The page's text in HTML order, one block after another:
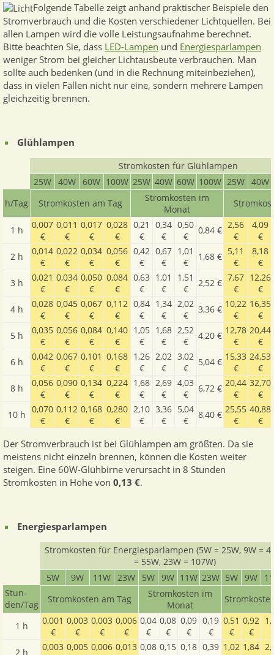
Folgende Tabelle zeigt anhand praktischer Beispiele den
Stromverbrauch und die Kosten verschiedener Lichtquellen. Bei
allen Lampen wird die volle Leistungsaufnahme berechnet.
Bitte beachten Sie, dass LED-Lampen und Energiesparlampen
weniger Strom bei gleicher Lichtausbeute verbrauchen. Man
sollte auch bedenken (und in die Rechnung miteinbeziehen),
dass in vielen Fällen nicht nur eine, sondern mehrere Lampen
gleichzeitig brennen.
Glühlampen
Stromkosten für Glühlampen
25W
40W 60W 100W 25W 40W 60W 100W 25W 40W
h/Tag
Stromkosten am Tag
Stromkosten im
Monat
1 h
0,007
€
0,011
€
0,017
€
0,028
€
0,21
€
0,34
€
0,50
€
0,84 € 2,56
€
4,09
€
2 h
0,014
€
0,022
€
0,034
€
0,056
€
0,42
€
0,67
€
1,01
€
1,68 € 5,11
€
8,18
€
3 h
0,021
€
0,034
€
0,050
€
0,084
€
0,63
€
1,01
€
1,51
€
2,52 € 7,67
€
12,26
€
4 h
0,028
€
0,045
€
0,067
€
0,112
€
0,84
€
1,34
€
2,02
€
3,36 € 10,22
€
16,35
€
5 h
0,035
€
0,056
€
0,084
€
0,140
€
1,05
€
1,68
€
2,52
€
4,20 € 12,78
€
20,44
€
6 h
0,042
€
0,067
€
0,101
€
0,168
€
1,26
€
2,02
€
3,02
€
5,04 € 15,33
€
24,53
€
8 h
0,056
€
0,090
€
0,134
€
0,224
€
1,68
€
2,69
€
4,03
€
6,72 € 20,44
€
32,70
€
10 h 0,070
€
0,112
€
0,168
€
0,280
€
2,10
€
3,36
€
5,04
€
8,40 € 25,55
€
40,88
€
Der Stromverbrauch ist bei Glühlampen am größten. Da sie
meistens nicht einzeln brennen, können die Kosten weiter
steigen. Eine 60W-Glühbirne verursacht in 8 Stunden
Stromkosten in Höhe von 0,13 €.
Energiesparlampen
Stromkosten für Energiesparlampen (5W = 25W, 9W =
= 55W, 23W = 107W)
5W
9W 11W 23W 5W 9W 11W 23W 5W 9W
Stun­
den­/Tag
Stromkosten am Tag
Stromkosten im
Monat
1 h
0,001
€
0,003
€
0,003
€
0,006
€
0,04
€
0,08
€
0,09
€
0,19
€
0,51
€
0,92
€
2 h
0,003 0,005 0,006 0,013 0,08 0,15 0,18 0,39 1,02 1,84